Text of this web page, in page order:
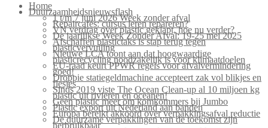
Home
Duurzaamheidsnieuwsflash
1 t/m 7 juni 2026 Week zonder afval
Repaircafés: cursus leren repareren?
VN verdrag over plastic geklapt, hoe nu verder?
De jaarlijkse Week Zonder Afval: 19-25 mei 2025
Afschaffen plastictaks is stap terug tegen
plasticvervuiling
Nieuwe LCA toont aan dat hoogwaardige
plasticrecycling noodzakelijk is voor klimaatdoelen
EU-raad keurt PPWR regels voor afvalvermindering
goed!
Droppie statiegeldmachine accepteert zak vol blikjes en
flesjes
Sinds 2019 viste The Ocean Clean-up al 10 miljoen kg
plastic uit rivieren en oceanen!
Geen plastic meer om komkommers bij Jumbo
Plastic export uit Nederland aan banden
Europa bereikt akkoord over verpakkingsafval reductie
De duurzame verpakkingen van de toekomst zijn
herbruikbaar